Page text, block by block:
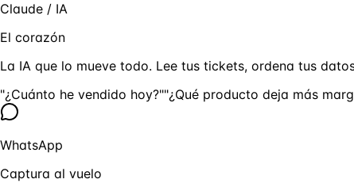
Claude / IA
El corazón
La IA que lo mueve todo. Lee tus tickets, ordena tus
"¿Cuánto he vendido hoy?""¿Qué producto deja más
WhatsApp
Captura al vuelo